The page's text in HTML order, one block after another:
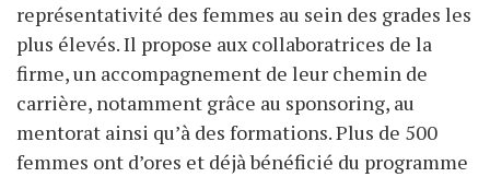
représentativité des femmes au sein des grades les
plus élevés. Il propose aux collaboratrices de la
firme, un accompagnement de leur chemin de
carrière, notamment grâce au sponsoring, au
mentorat ainsi qu’à des formations. Plus de 500
femmes ont d’ores et déjà bénéficié du programme